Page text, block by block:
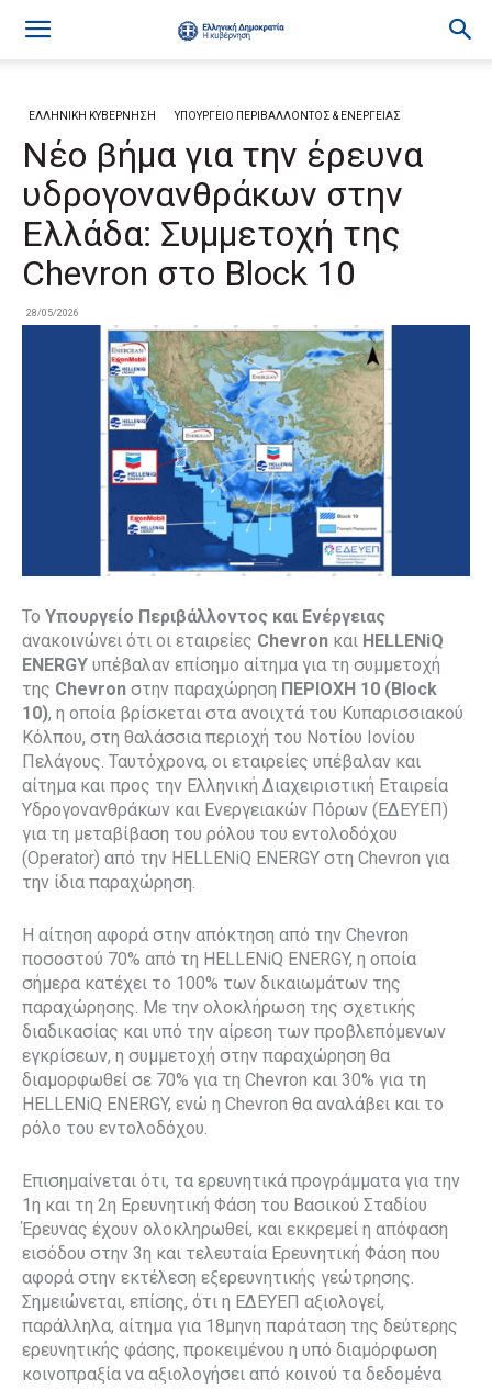
ΕΛΛΗΝΙΚΗ ΚΥΒΕΡΝΗΣΗ ΥΠΟΥΡΓΕΙΟ ΠΕΡΙΒΑΛΛΟΝΤΟΣ & ΕΝΕΡΓΕΙΑΣ
Νέο βήμα για την έρευνα
υδρογονανθράκων στην
Ελλάδα: Συμμετοχή της
Chevron στο Block 10
28/05/2026
Το Υπουργείο Περιβάλλοντος και Ενέργειας
ανακοινώνει ότι οι εταιρείες Chevron και HELLENiQ
ENERGY υπέβαλαν επίσημο αίτημα για τη συμμετοχή
της Chevron στην παραχώρηση ΠΕΡΙΟΧΗ 10 (Block
10), η οποία βρίσκεται στα ανοιχτά του Κυπαρισσιακού
Κόλπου, στη θαλάσσια περιοχή του Νοτίου Ιονίου
Πελάγους. Ταυτόχρονα, οι εταιρείες υπέβαλαν και
αίτημα και προς την Ελληνική Διαχειριστική Εταιρεία
Υδρογονανθράκων και Ενεργειακών Πόρων (ΕΔΕΥΕΠ)
για τη μεταβίβαση του ρόλου του εντολοδόχου
(Operator) από την HELLENiQ ENERGY στη Chevron για
την ίδια παραχώρηση.
Η αίτηση αφορά στην απόκτηση από την Chevron
ποσοστού 70% από τη HELLENiQ ENERGY, η οποία
σήμερα κατέχει το 100% των δικαιωμάτων της
παραχώρησης. Με την ολοκλήρωση της σχετικής
διαδικασίας και υπό την αίρεση των προβλεπόμενων
εγκρίσεων, η συμμετοχή στην παραχώρηση θα
διαμορφωθεί σε 70% για τη Chevron και 30% για τη
HELLENiQ ENERGY, ενώ η Chevron θα αναλάβει και το
ρόλο του εντολοδόχου.
Επισημαίνεται ότι, τα ερευνητικά προγράμματα για την
1η και τη 2η Ερευνητική Φάση του Βασικού Σταδίου
Έρευνας έχουν ολοκληρωθεί, και εκκρεμεί η απόφαση
εισόδου στην 3η και τελευταία Ερευνητική Φάση που
αφορά στην εκτέλεση εξερευνητικής γεώτρησης.
Σημειώνεται, επίσης, ότι η ΕΔΕΥΕΠ αξιολογεί,
παράλληλα, αίτημα για 18μηνη παράταση της δεύτερης
ερευνητικής φάσης, προκειμένου η υπό διαμόρφωση
κοινοπραξία να αξιολογήσει από κοινού τα δεδομένα